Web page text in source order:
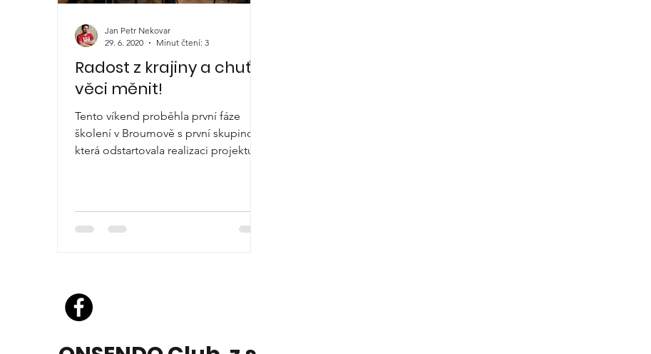
Radost z krajiny a chuť
věci měnit!
Tento víkend proběhla první fáze
školení v Broumově s první skupinou,
která odstartovala realizaci projektu
Jan Petr Nekovar
29. 6. 2020
Minut čtení: 3